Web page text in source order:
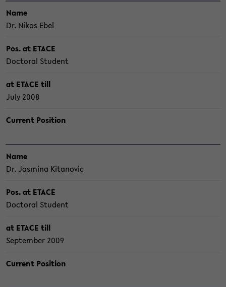
Name
Dr. Nikos Ebel
Pos. at ETACE
Doc­to­ral Stu­dent
at ETACE till
July 2008
Cur­rent Po­si­ti­on
Name
Dr. Jas­mi­na Ki­ta­no­vic
Pos. at ETACE
Doc­to­ral Stu­dent
at ETACE till
Sep­tem­ber 2009
Cur­rent Po­si­ti­on